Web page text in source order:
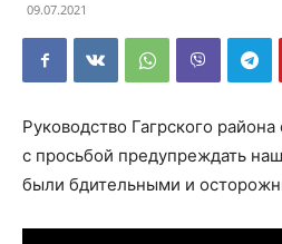
09.07.2021
Руководство Гагрского
с просьбой предупреждать
были бдительными и